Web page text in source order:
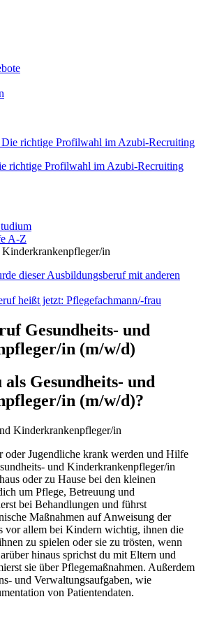
richtige Profilwahl im Azubi-Recruiting
A-Z
Kinderkrankenpfleger/in
dieser Ausbildungsberuf mit anderen
heißt jetzt: Pflegefachmann/-frau
Gesundheits- und
in (m/w/d)
als Gesundheits- und
in (m/w/d)?
oder Jugendliche krank werden und Hilfe
und Kinderkrankenpfleger/in
oder zu Hause bei den kleinen
um Pflege, Betreuung und
bei Behandlungen und führst
Maßnahmen auf Anweisung der
vor allem bei Kindern wichtig, ihnen die
zu spielen oder sie zu trösten, wenn
hinaus sprichst du mit Eltern und
sie über Pflegemaßnahmen. Außerdem
und Verwaltungsaufgaben, wie
von Patientendaten.